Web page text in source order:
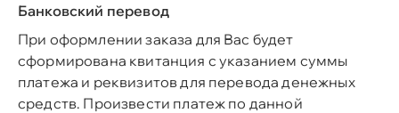
Банковский перевод
При оформлении заказа для Вас будет
сформирована квитанция с указанием суммы
платежа и реквизитов для перевода денежных
средств. Произвести платеж по данной